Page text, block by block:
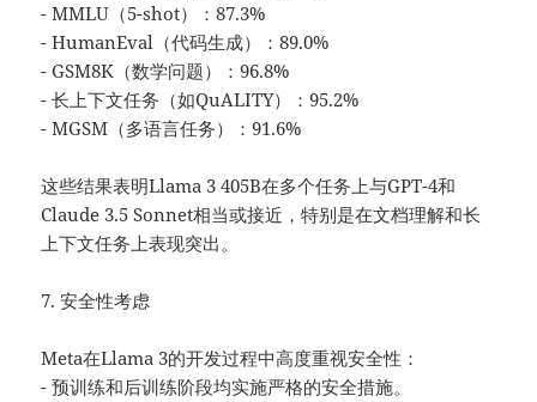
- MMLU（5-shot）：87.3%
- HumanEval（代码生成）：89.0%
- GSM8K（数学问题）：96.8%
- 长上下文任务（如QuALITY）：95.2%
- MGSM（多语言任务）：91.6%
这些结果表明Llama 3 405B在多个任务上与GPT-4和
Claude 3.5 Sonnet相当或接近，特别是在文档理解和长
上下文任务上表现突出。
7. 安全性考虑
Meta在Llama 3的开发过程中高度重视安全性：
- 预训练和后训练阶段均实施严格的安全措施。